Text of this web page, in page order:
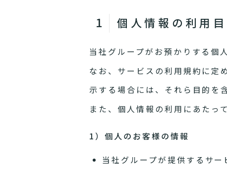
個人情報の利用
当社グループがお預かりする個
なお、サービスの利用規約に定
示する場合には、それら目的を
また、個人情報の利用にあたっ
1）個人のお客様の情報
当社グループが提供するサ